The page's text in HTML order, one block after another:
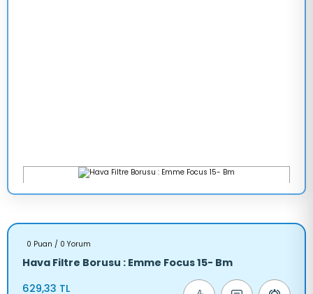
0 Puan / 0 Yorum
Hava Filtre Borusu : Emme Focus 15- Bm
629,33 TL